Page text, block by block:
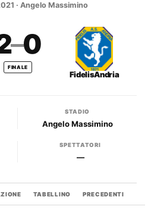
· Angelo Massimino
–0
FINALE
FidelisAndria
STADIO
Angelo Massimino
SPETTATORI
—
TABELLINO PRECEDENTI